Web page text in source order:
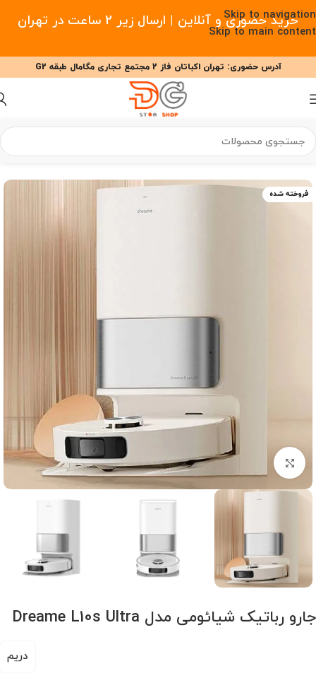
Skip to navigation
Skip to main content
خرید حضوری و آنلاین | ارسال زیر 2 ساعت در تهران
09377477910 - 09127708341 علیزاده
آدرس حضوری: تهران اکباتان فاز 2 مجتمع تجاری مگامال طبقه G2
خانه/خانه هوشمند/جارو رباتیک/جارو رباتیک دریم
فروخته شده
برای بزرگنمایی کلیک کنید
جارو رباتیک شیائومی مدل Dreame L10s Ultra
دریم